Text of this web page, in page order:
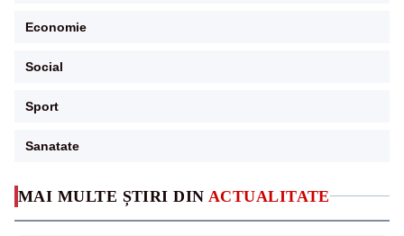
MAI MULTE ȘTIRI DIN ACTUALITATE
Economie
Social
Sport
Sanatate